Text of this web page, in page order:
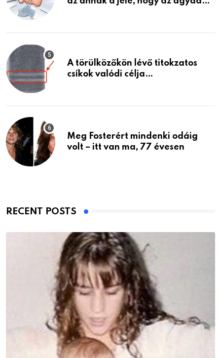
A törülközőkön lévő titokzatos
csíkok valódi célja…
Meg Fosterért mindenki odáig
volt – itt van ma, 77 évesen
RECENT POSTS